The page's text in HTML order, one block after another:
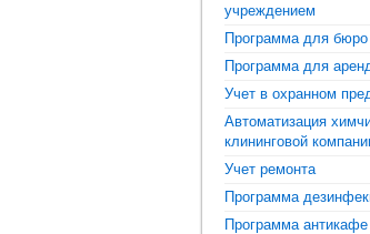
учреждением
Программа для бюро
Программа для
Учет в охранном
Автоматизация
клининговой
Учет ремонта
Программа
Программа антикафе